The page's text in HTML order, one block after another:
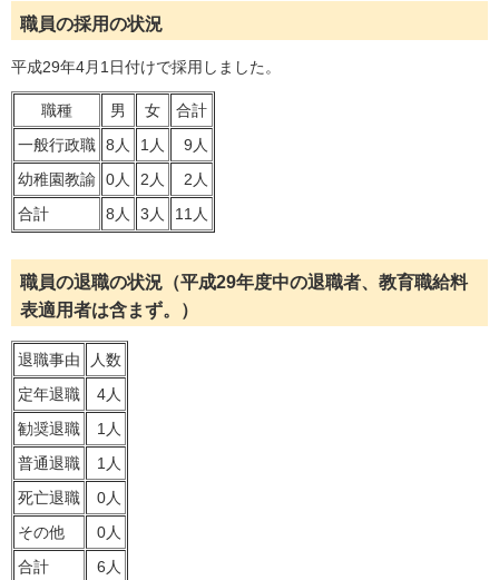
職員の採用の状況
平成29年4月1日付けで採用しました。
職種 男 女
合計
一般行政職 8人 1人
9人
幼稚園教諭 0人 2人
2人
合計
8人 3人 11人
職員の退職の状況（平成29年度中の退職者、教育職給料
表適用者は含まず。）
退職事由
人数
定年退職
4人
勧奨退職
1人
普通退職
1人
死亡退職
0人
その他
0人
合計
6人